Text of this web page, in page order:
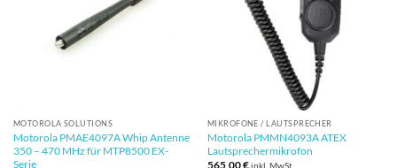
MOTOROLA SOLUTIONS
Motorola PMAE4097A Whip Antenne
350 – 470 MHz für MTP8500 EX-
Serie
MIKROFONE / LAUTSPRECHER
Motorola PMMN4093A ATEX
Lautsprechermikrofon
565,00€inkl. MwSt.